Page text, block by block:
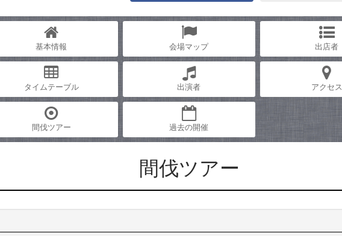
基本情報 会場マップ 出店者
タイムテーブル 出演者 アクセス
間伐ツアー 過去の開催
間伐ツアー